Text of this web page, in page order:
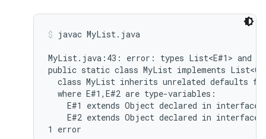
javac MyList.java
MyList.java:43: error: types List<E#1> and
public static class MyList implements
class MyList inherits unrelated defaults
  where E#1,E#2 are type-variables:
E#1 extends Object declared in interface
E#2 extends Object declared in interface